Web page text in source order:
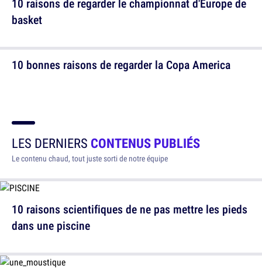
10 bonnes raisons de regarder la Copa America
10 raisons de regarder le championnat d'Europe de
basket
LES DERNIERS CONTENUS PUBLIÉS
Le contenu chaud, tout juste sorti de notre équipe
10 raisons scientifiques de ne pas mettre les pieds
dans une piscine